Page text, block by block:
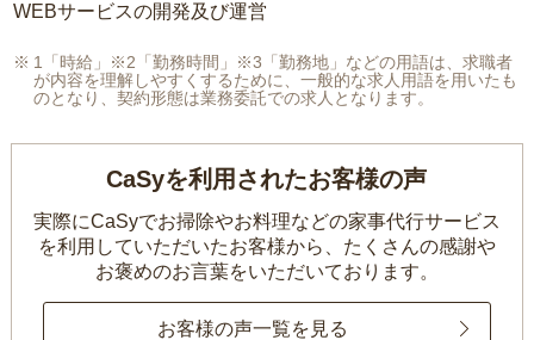
WEBサービスの開発及び運営
1「時給」※2「勤務時間」※3「勤務地」などの用語は、求職者
が内容を理解しやすくするために、一般的な求人用語を用いたも
のとなり、契約形態は業務委託での求人となります。
CaSyを利用されたお客様の声
実際にCaSyでお掃除やお料理などの家事代行サービス
を利用していただいたお客様から、 たくさんの感謝や
お褒めのお言葉をいただいております。
お客様の声一覧を見る